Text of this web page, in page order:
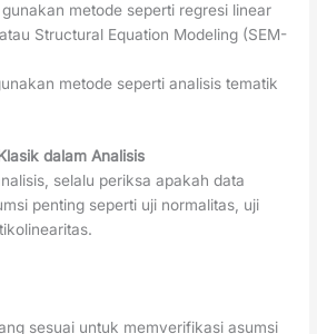
metode seperti regresi linear
Structural Equation Modeling (SEM-
metode seperti analisis tematik
dalam Analisis
selalu periksa apakah data
penting seperti uji normalitas, uji
sesuai untuk memverifikasi asumsi